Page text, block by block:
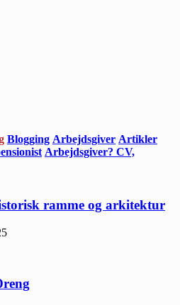
Blogging Arbejdsgiver Artikler
Arbejdsgiver? CV,
ramme og arkitektur